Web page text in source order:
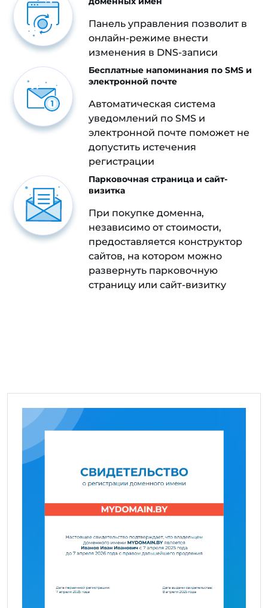
Панель управления позволит в
онлайн-режиме внести
изменения в DNS-записи
Бесплатные напоминания по SMS и
электронной почте
Автоматическая система
уведомлений по SMS и
электронной почте поможет не
допустить истечения
регистрации
Парковочная страница и сайт-
визитка
При покупке доменна,
независимо от стоимости,
предоставляется конструктор
сайтов, на котором можно
развернуть парковочную
страницу или сайт-визитку